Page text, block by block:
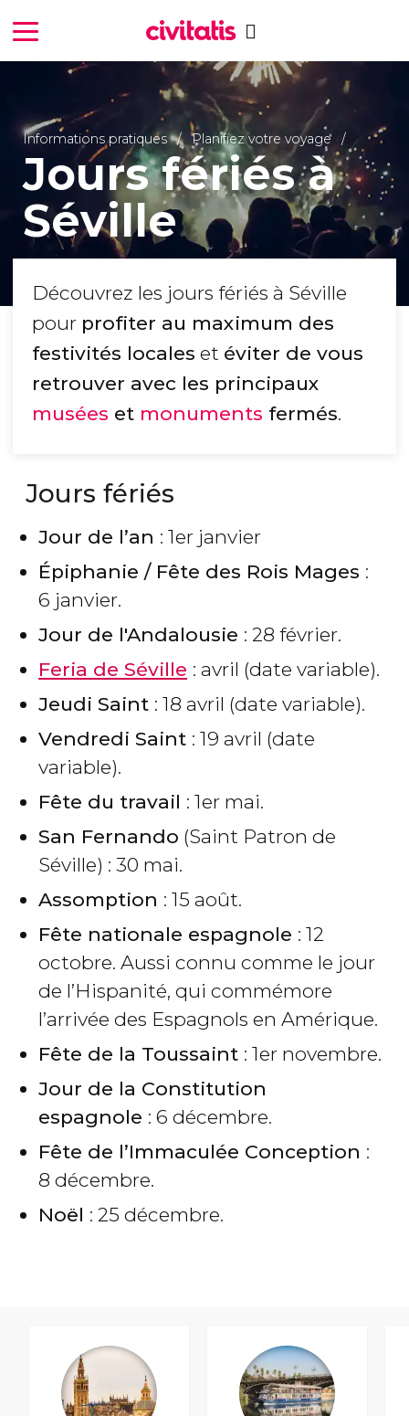
Informations pratiques Planifiez votre voyage
Jours fériés à
Séville
Découvrez les jours fériés à Séville
pour profiter au maximum des
festivités locales et éviter de vous
retrouver avec les principaux
musées et monuments fermés.
Jours fériés
Jour de l’an : 1er janvier
Épiphanie / Fête des Rois Mages :
6 janvier.
Jour de l'Andalousie : 28 février.
Feria de Séville : avril (date variable).
Jeudi Saint : 18 avril (date variable).
Vendredi Saint : 19 avril (date
variable).
Fête du travail : 1er mai.
San Fernando (Saint Patron de
Séville) : 30 mai.
Assomption : 15 août.
Fête nationale espagnole : 12
octobre. Aussi connu comme le jour
de l’Hispanité, qui commémore
l’arrivée des Espagnols en Amérique.
Fête de la Toussaint : 1er novembre.
Jour de la Constitution
espagnole : 6 décembre.
Fête de l’Immaculée Conception :
8 décembre.
Noël : 25 décembre.